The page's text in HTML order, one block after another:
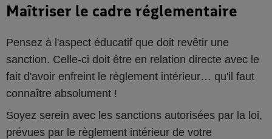
Maîtriser le cadre réglementaire
Pensez à l'aspect éducatif que doit revêtir une
sanction. Celle-ci doit être en relation directe avec le
fait d'avoir enfreint le règlement intérieur… qu'il faut
connaître absolument !
Soyez serein avec les sanctions autorisées par la loi,
prévues par le règlement intérieur de votre